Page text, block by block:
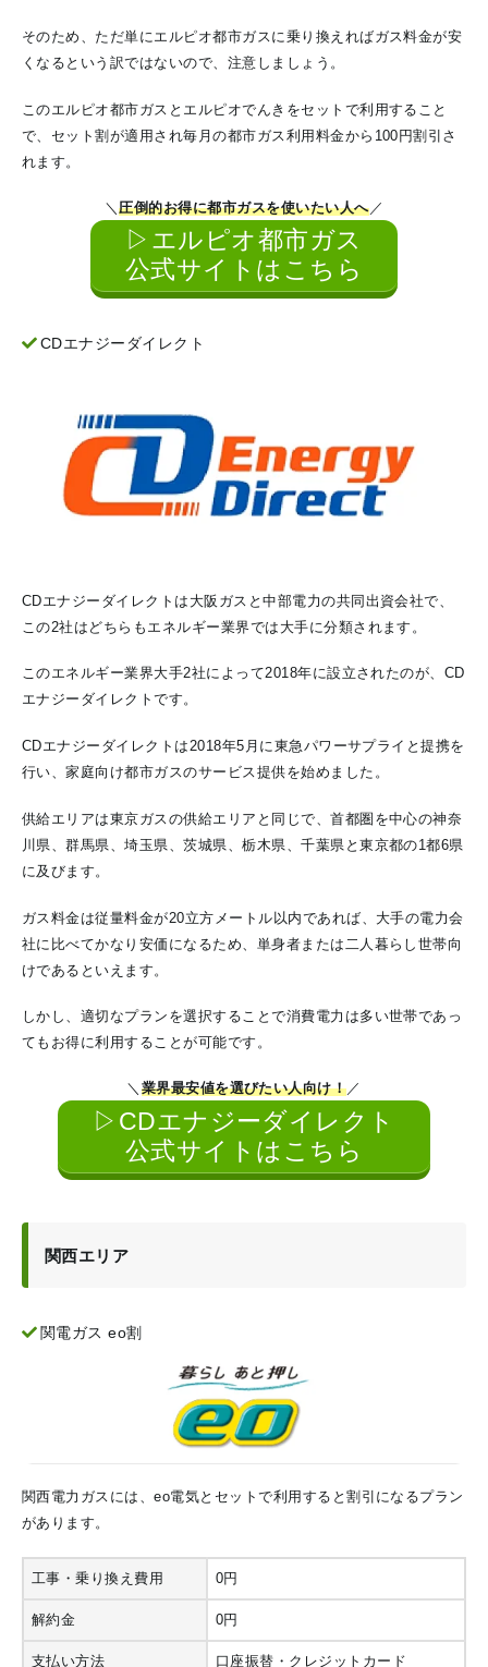
そのため、ただ単にエルピオ都市ガスに乗り換えればガス料金が安
くなるという訳ではないので、注意しましょう。
このエルピオ都市ガスとエルピオでんきをセットで利用すること
で、セット割が適用され毎月の都市ガス利用料金から100円割引さ
れます。
＼圧倒的お得に都市ガスを使いたい人へ／
▷エルピオ都市ガス
公式サイトはこちら
CDエナジーダイレクト
CDエナジーダイレクトは大阪ガスと中部電力の共同出資会社で、
この2社はどちらもエネルギー業界では大手に分類されます。
このエネルギー業界大手2社によって2018年に設立されたのが、CD
エナジーダイレクトです。
CDエナジーダイレクトは2018年5月に東急パワーサプライと提携を
行い、家庭向け都市ガスのサービス提供を始めました。
供給エリアは東京ガスの供給エリアと同じで、首都圏を中心の神奈
川県、群馬県、埼玉県、茨城県、栃木県、千葉県と東京都の1都6県
に及びます。
ガス料金は従量料金が20立方メートル以内であれば、大手の電力会
社に比べてかなり安価になるため、単身者または二人暮らし世帯向
けであるといえます。
しかし、適切なプランを選択することで消費電力は多い世帯であっ
てもお得に利用することが可能です。
＼ 業界最安値を選びたい人向け！／
▷CDエナジーダイレクト
公式サイトはこちら
関西エリア
関電ガス eo割
関西電力ガスには、eo電気とセットで利用すると割引になるプラン
があります。
工事・乗り換え費用 0円
解約金 0円
支払い方法 口座振替・クレジットカード